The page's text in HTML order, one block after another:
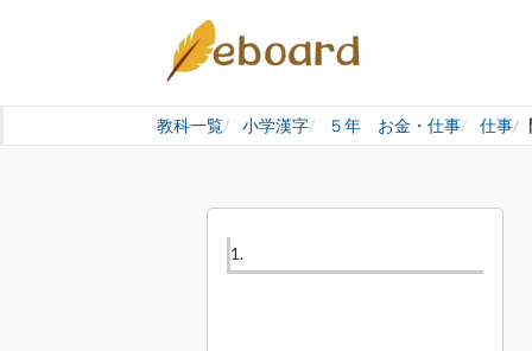
教科一覧 小学漢字 ５年 お金・仕事 仕事
1.